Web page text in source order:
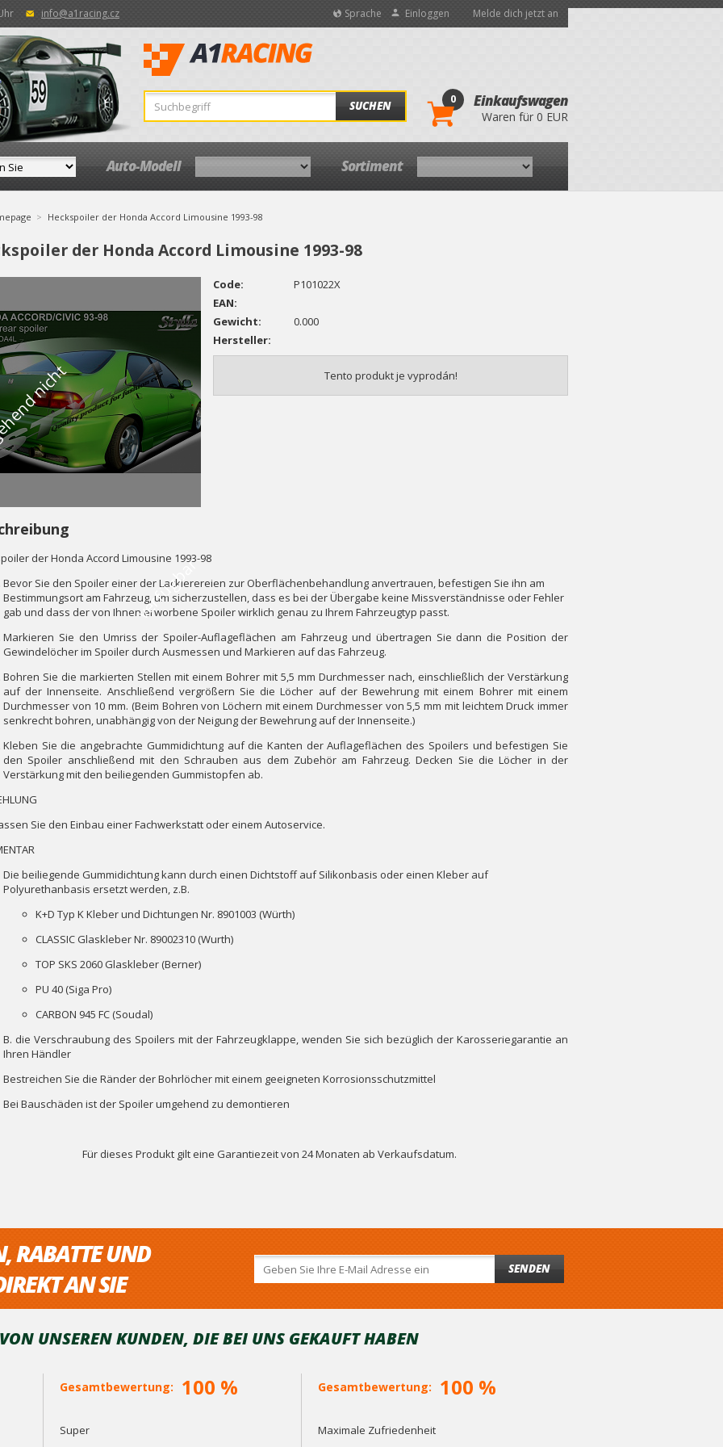
info@a1racing.cz Sprache Einloggen Melde dich jetzt an
SUCHEN 0 Einkaufswagen
Waren für 0 EUR
Auto-Modell Sortiment
Heckspoiler der Honda Accord Limousine 1993-98
der Honda Accord Limousine 1993-98
r
Code:
P101022X
EAN:
Gewicht:
0.000
Hersteller:
Tento produkt je vyprodán!
der Honda Accord Limousine 1993-98
Bevor Sie den Spoiler einer der Lackierereien zur Oberflächenbehandlung anvertrauen, befestigen Sie ihn am
Bestimmungsort am Fahrzeug, um sicherzustellen, dass es bei der Übergabe keine Missverständnisse oder Fehler
gab und dass der von Ihnen erworbene Spoiler wirklich genau zu Ihrem Fahrzeugtyp passt.
Markieren Sie den Umriss der Spoiler-Auflageflächen am Fahrzeug und übertragen Sie dann die Position der
Gewindelöcher im Spoiler durch Ausmessen und Markieren auf das Fahrzeug.
Bohren Sie die markierten Stellen mit einem Bohrer mit 5,5 mm Durchmesser nach, einschließlich der Verstärkung
auf der Innenseite. Anschließend vergrößern Sie die Löcher auf der Bewehrung mit einem Bohrer mit einem
Durchmesser von 10 mm. (Beim Bohren von Löchern mit einem Durchmesser von 5,5 mm mit leichtem Druck immer
senkrecht bohren, unabhängig von der Neigung der Bewehrung auf der Innenseite.)
Kleben Sie die angebrachte Gummidichtung auf die Kanten der Auflageflächen des Spoilers und befestigen Sie
den Spoiler anschließend mit den Schrauben aus dem Zubehör am Fahrzeug. Decken Sie die Löcher in der
Verstärkung mit den beiliegenden Gummistopfen ab.
Sie den Einbau einer Fachwerkstatt oder einem Autoservice.
Die beiliegende Gummidichtung kann durch einen Dichtstoff auf Silikonbasis oder einen Kleber auf
Polyurethanbasis ersetzt werden, z.B.
K+D Typ K Kleber und Dichtungen Nr. 8901003 (Würth)
CLASSIC Glaskleber Nr. 89002310 (Wurth)
TOP SKS 2060 Glaskleber (Berner)
PU 40 (Siga Pro)
CARBON 945 FC (Soudal)
B. die Verschraubung des Spoilers mit der Fahrzeugklappe, wenden Sie sich bezüglich der Karosseriegarantie an
Ihren Händler
Bestreichen Sie die Ränder der Bohrlöcher mit einem geeigneten Korrosionsschutzmittel
Bei Bauschäden ist der Spoiler umgehend zu demontieren
Für dieses Produkt gilt eine Garantiezeit von 24 Monaten ab Verkaufsdatum.
RABATTE UND
AN SIE
SENDEN
UNSEREN KUNDEN, DIE BEI ​​UNS GEKAUFT HABEN
Gesamtbewertung: 100 %
Super
Gesamtbewertung: 100 %
Maximale Zufriedenheit